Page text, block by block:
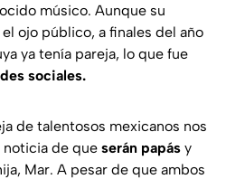
músico. Aunque su
ojo público, a finales del año
ya tenía pareja, lo que fue
sociales.
de talentosos mexicanos nos
de que serán papás y
Mar. A pesar de que ambos